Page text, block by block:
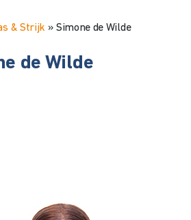
& Strijk » Simone de Wilde
de Wilde